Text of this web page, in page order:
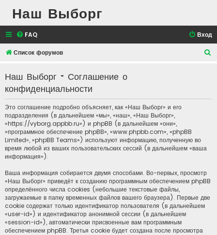
Наш Выборг
FAQ Вход
Список форумов
Наш Выборг - Соглашение о
конфиденциальности
Это соглашение подробно объясняет, как «Наш Выборг» и его
подразделения (в дальнейшем «мы», «наш», «Наш Выборг»,
«https://vyborg.appbb.ru») и phpBB (в дальнейшем «они»,
«программное обеспечение phpBB», «www.phpbb.com», «phpBB
Limited», «phpBB Teams») используют информацию, полученную во
время любой из ваших пользовательских сессий (в дальнейшем «ваша
информация»).
Ваша информация собирается двумя способами. Во-первых, просмотр
«Наш Выборг» приведёт к созданию программным обеспечением phpBB
определённого числа cookies (небольшие текстовые файлы,
загружаемые в папку временных файлов вашего браузера). Первые две
cookie содержат только идентификатор пользователя (в дальнейшем
«user-id») и идентификатор анонимной сессии (в дальнейшем
«session-id»), автоматически присвоенные вам программным
обеспечением phpBB. Третья cookie будет создана после просмотра